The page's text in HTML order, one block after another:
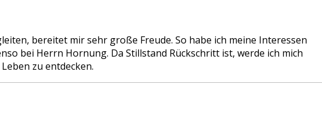
bereitet mir sehr große Freude. So habe ich meine Interessen
bei Herrn Hornung. Da Stillstand Rückschritt ist, werde ich mich
zu entdecken.